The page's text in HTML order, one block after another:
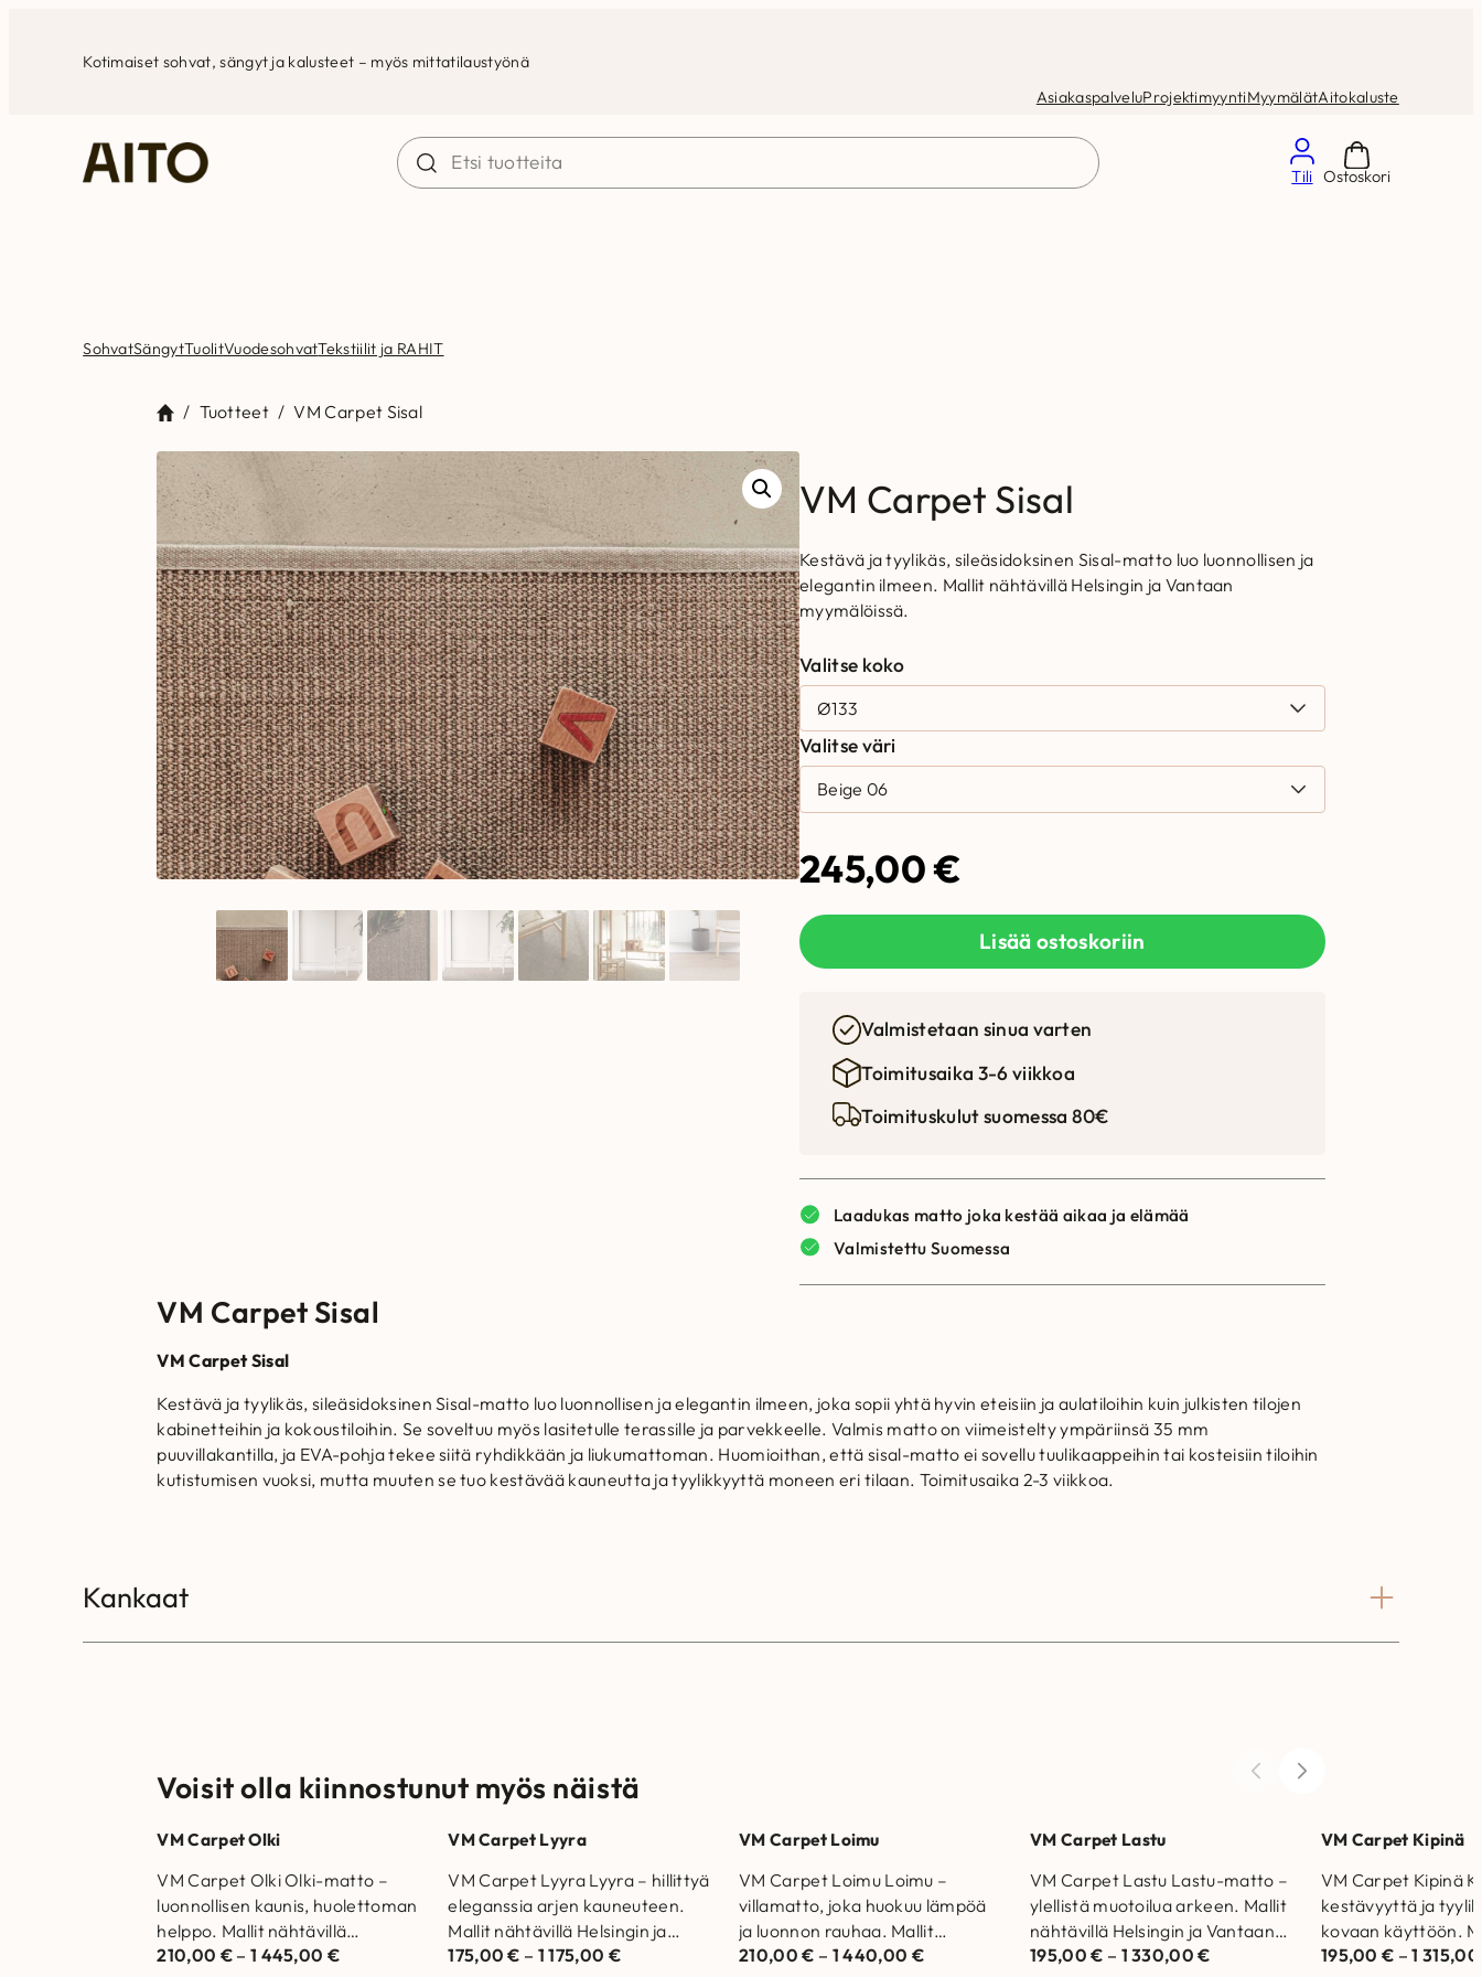
Kotimaiset sohvat, sängyt ja kalusteet – myös mittatilaustyönä
AsiakaspalveluProjektimyyntiMyymälätAitokaluste
SohvatSängytTuolitVuodesohvatTekstiilit ja RAHIT
/ Tuotteet / VM Carpet Sisal
VM Carpet Sisal
Kestävä ja tyylikäs, sileäsidoksinen Sisal-matto luo luonnollisen ja
elegantin ilmeen. Mallit nähtävillä Helsingin ja Vantaan
myymälöissä.
Valitse koko
Valitse väri
245,00€
Lisää ostoskoriin
Valmistetaan sinua varten
Toimitusaika 3-6 viikkoa
Toimituskulut suomessa 80€
Laadukas matto joka kestää aikaa ja elämää
Valmistettu Suomessa
VM Carpet Sisal
VM Carpet Sisal
Kestävä ja tyylikäs, sileäsidoksinen Sisal-matto luo luonnollisen ja elegantin ilmeen, joka sopii yhtä hyvin eteisiin ja aulatiloihin kuin julkisten tilojen
kabinetteihin ja kokoustiloihin. Se soveltuu myös lasitetulle terassille ja parvekkeelle. Valmis matto on viimeistelty ympäriinsä 35 mm
puuvillakantilla, ja EVA-pohja tekee siitä ryhdikkään ja liukumattoman. Huomioithan, että sisal-matto ei sovellu tuulikaappeihin tai kosteisiin tiloihin
kutistumisen vuoksi, mutta muuten se tuo kestävää kauneutta ja tyylikkyyttä moneen eri tilaan. Toimitusaika 2-3 viikkoa.
Kankaat
Voisit olla kiinnostunut myös näistä
VM Carpet Olki
VM Carpet Olki Olki-matto –
luonnollisen kaunis, huolettoman
helppo. Mallit nähtävillä
Helsingin ja Vantaan
210,00 €– 1 445,00 €
VM Carpet Lyyra
VM Carpet Lyyra Lyyra – hillittyä
eleganssia arjen kauneuteen.
Mallit nähtävillä Helsingin ja
Vantaan myymälöissä.
175,00€ – 1 175,00 €
VM Carpet Loimu
VM Carpet Loimu Loimu –
villamatto, joka huokuu lämpöä
ja luonnon rauhaa. Mallit
nähtävillä Helsingin ja Vantaan
210,00€ – 1 440,00 €
VM Carpet Lastu
VM Carpet Lastu Lastu-matto –
ylellistä muotoilua arkeen. Mallit
nähtävillä Helsingin ja Vantaan
myymälöissä. Laadukas matto
195,00€ – 1 330,00€
VM Carpet Kipinä
VM Carpet Kipinä
kestävyyttä ja
kovaan käyttöön.
nähtävillä Helsingin
195,00€ –1